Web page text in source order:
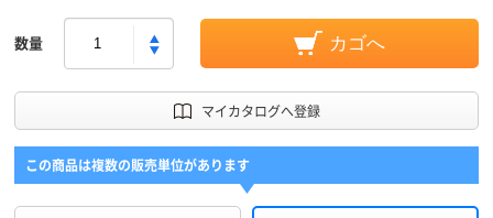
数量 カゴへ
マイカタログへ登録
この商品は複数の販売単位があります